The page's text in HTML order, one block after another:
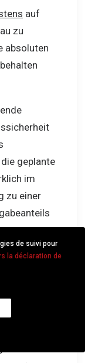
auf
zu
absoluten
geplante
im
zu einer
stabil
die
2034
auch
de suivi pour
la déclaration de